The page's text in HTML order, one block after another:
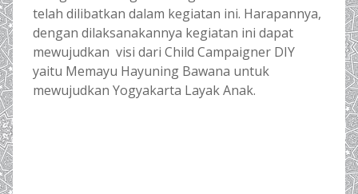
telah dilibatkan dalam kegiatan ini. Harapannya,
dengan dilaksanakannya kegiatan ini dapat
mewujudkan visi dari Child Campaigner DIY
yaitu Memayu Hayuning Bawana untuk
mewujudkan Yogyakarta Layak Anak.